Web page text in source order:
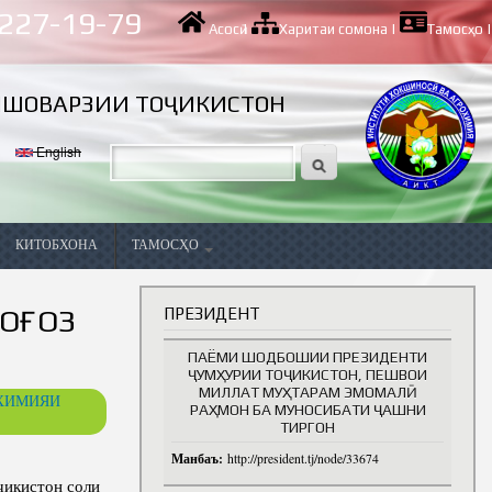
227-19-79 Асосӣ| Харитаи сомона | Тамосҳо|
ТОҶИКИСТОН
English
КИТОБХОНА ТАМОСҲО
соли
ПРЕЗИДЕНТ
ПАЁМИ ШОДБОШИИ ПРЕЗИДЕНТИ
ҶУМҲУРИИ ТОҶИКИСТОН, ПЕШВОИ
МИЛЛАТ МУҲТАРАМ ЭМОМАЛӢ
РАҲМОН БА МУНОСИБАТИ ҶАШНИ
ТИРГОН
Манбаъ: http://president.tj/node/33674